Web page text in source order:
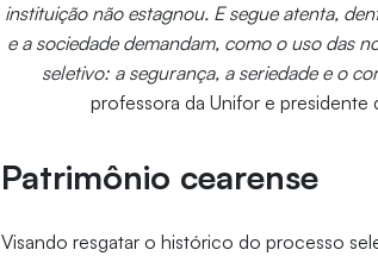
instituição não estagnou. E segue atenta,
e a sociedade demandam, como o uso das
seletivo: a segurança, a seriedade e o
professora da Unifor e
Patrimônio cearense
Visando resgatar o histórico do processo